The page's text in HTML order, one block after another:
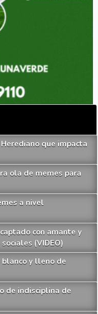
que impacta
ola de memes para
a nivel
con amante y
(VIDEO)
y lleno de
de indisciplina de